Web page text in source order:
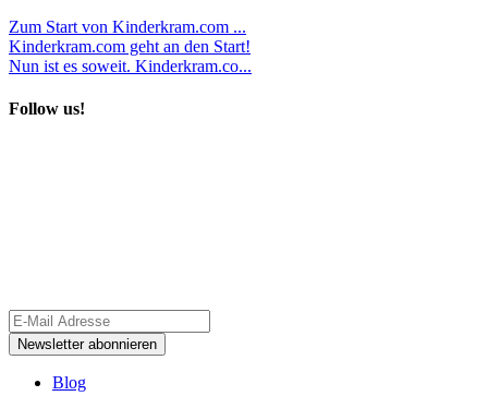
Zum Start von Kinderkram.com ...
Kinderkram.com geht an den Start!
Nun ist es soweit. Kinderkram.co...
Follow us!
Blog